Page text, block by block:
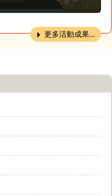
更多活動成果...